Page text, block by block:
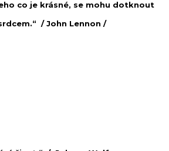
co je krásné, se mohu dotknout
/John Lennon /